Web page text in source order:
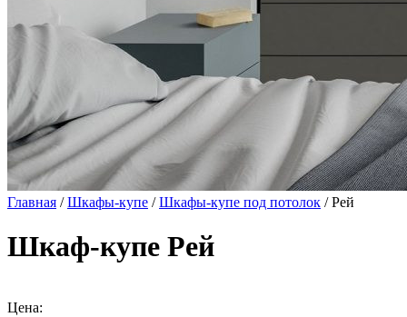
Главная /Шкафы-купе /Шкафы-купе под потолок / Рей
Шкаф-купе Рей
Цена: